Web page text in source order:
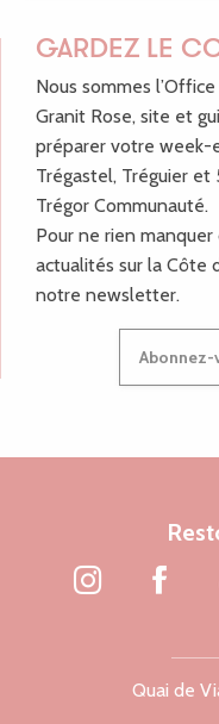
GARDEZ LE
Nous sommes
Granit Rose, site et
préparer votre week-
Trégastel, Tréguier et
Trégor Communauté.
Pour ne rien
actualités sur la Côte
notre newsletter.
Quai de